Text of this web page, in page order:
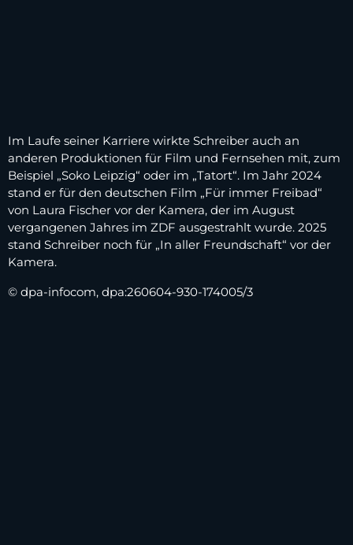
Im Laufe seiner Karriere wirkte Schreiber auch an
anderen Produktionen für Film und Fernsehen mit, zum
Beispiel „Soko Leipzig“ oder im „Tatort“. Im Jahr 2024
stand er für den deutschen Film „Für immer Freibad“
von Laura Fischer vor der Kamera, der im August
vergangenen Jahres im ZDF ausgestrahlt wurde. 2025
stand Schreiber noch für „In aller Freundschaft“ vor der
Kamera.
© dpa-infocom, dpa:260604-930-174005/3